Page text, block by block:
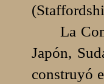
La
Japón,
construyó